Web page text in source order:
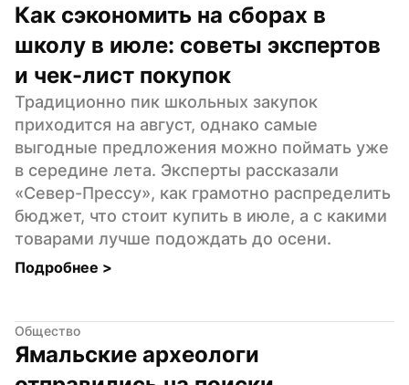
Как сэкономить на сборах в
школу в июле: советы экспертов
и чек-лист покупок
Традиционно пик школьных закупок
приходится на август, однако самые
выгодные предложения можно поймать уже
в середине лета. Эксперты рассказали
«Север-Прессу», как грамотно распределить
бюджет, что стоит купить в июле, а с какими
товарами лучше подождать до осени.
Подробнее >
Общество
Ямальские археологи